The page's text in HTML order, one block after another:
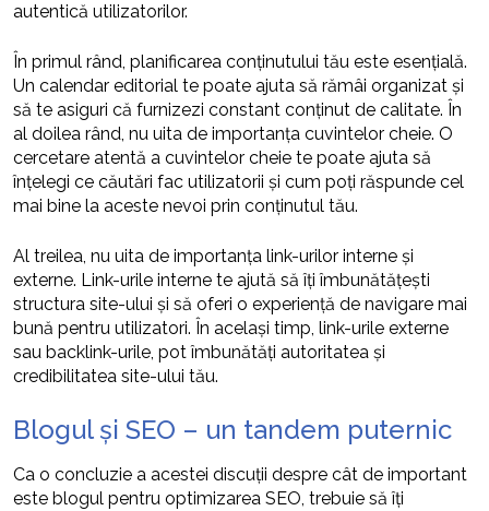
autentică utilizatorilor.
În primul rând, planificarea conținutului tău este esențială.
Un calendar editorial te poate ajuta să rămâi organizat și
să te asiguri că furnizezi constant conținut de calitate. În
al doilea rând, nu uita de importanța cuvintelor cheie. O
cercetare atentă a cuvintelor cheie te poate ajuta să
înțelegi ce căutări fac utilizatorii și cum poți răspunde cel
mai bine la aceste nevoi prin conținutul tău.
Al treilea, nu uita de importanța link-urilor interne și
externe. Link-urile interne te ajută să îți îmbunătățești
structura site-ului și să oferi o experiență de navigare mai
bună pentru utilizatori. În același timp, link-urile externe
sau backlink-urile, pot îmbunătăți autoritatea și
credibilitatea site-ului tău.
Blogul și SEO – un tandem puternic
Ca o concluzie a acestei discuții despre cât de important
este blogul pentru optimizarea SEO, trebuie să îți